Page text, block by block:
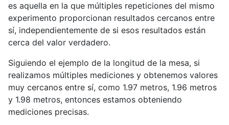
es aquella en la que múltiples repeticiones del mismo
experimento proporcionan resultados cercanos entre
sí, independientemente de si esos resultados están
cerca del valor verdadero.
Siguiendo el ejemplo de la longitud de la mesa, si
realizamos múltiples mediciones y obtenemos valores
muy cercanos entre sí, como 1.97 metros, 1.96 metros
y 1.98 metros, entonces estamos obteniendo
mediciones precisas.